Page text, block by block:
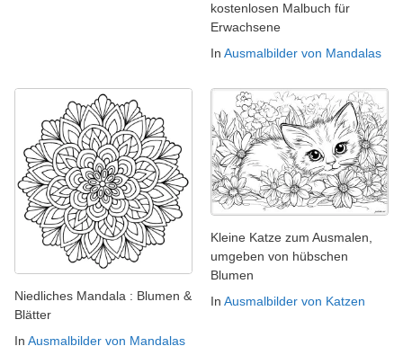
kostenlosen Malbuch für
Erwachsene
In Ausmalbilder von Mandalas
Niedliches Mandala : Blumen &
Blätter
In Ausmalbilder von Mandalas
Kleine Katze zum Ausmalen,
umgeben von hübschen
Blumen
In Ausmalbilder von Katzen